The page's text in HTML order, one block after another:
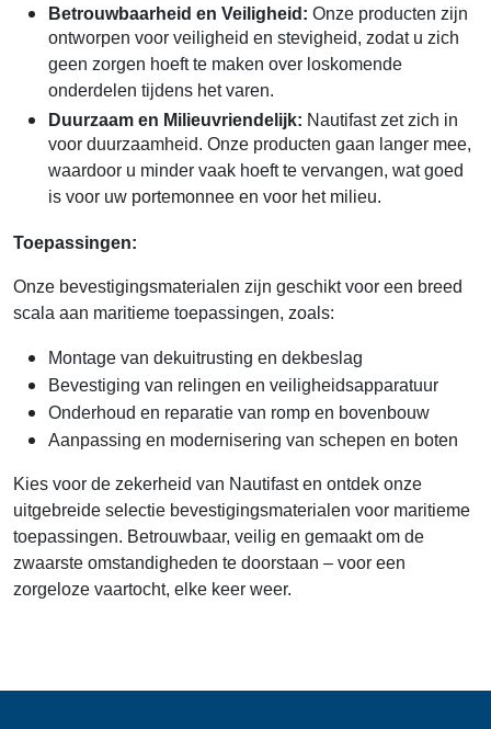
Betrouwbaarheid en Veiligheid: Onze producten zijn
ontworpen voor veiligheid en stevigheid, zodat u zich
geen zorgen hoeft te maken over loskomende
onderdelen tijdens het varen.
Duurzaam en Milieuvriendelijk: Nautifast zet zich in
voor duurzaamheid. Onze producten gaan langer mee,
waardoor u minder vaak hoeft te vervangen, wat goed
is voor uw portemonnee en voor het milieu.
Toepassingen:
Onze bevestigingsmaterialen zijn geschikt voor een breed
scala aan maritieme toepassingen, zoals:
Montage van dekuitrusting en dekbeslag
Bevestiging van relingen en veiligheidsapparatuur
Onderhoud en reparatie van romp en bovenbouw
Aanpassing en modernisering van schepen en boten
Kies voor de zekerheid van Nautifast en ontdek onze
uitgebreide selectie bevestigingsmaterialen voor maritieme
toepassingen. Betrouwbaar, veilig en gemaakt om de
zwaarste omstandigheden te doorstaan – voor een
zorgeloze vaartocht, elke keer weer.